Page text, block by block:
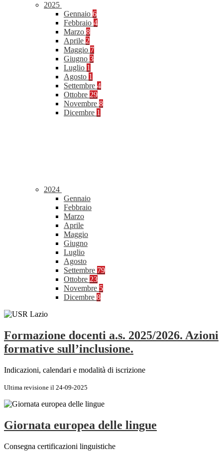
2025
Gennaio 6
Febbraio 4
Marzo 8
Aprile 2
Maggio 7
Giugno 3
Luglio 1
Agosto 1
Settembre 4
Ottobre 29
Novembre 8
Dicembre 1
2024
Gennaio
Febbraio
Marzo
Aprile
Maggio
Giugno
Luglio
Agosto
Settembre 79
Ottobre 23
Novembre 5
Dicembre 8
Formazione docenti a.s. 2025/2026. Azioni
formative sull’inclusione.
Indicazioni, calendari e modalità di iscrizione
Ultima revisione il 24-09-2025
Giornata europea delle lingue
Consegna certificazioni linguistiche